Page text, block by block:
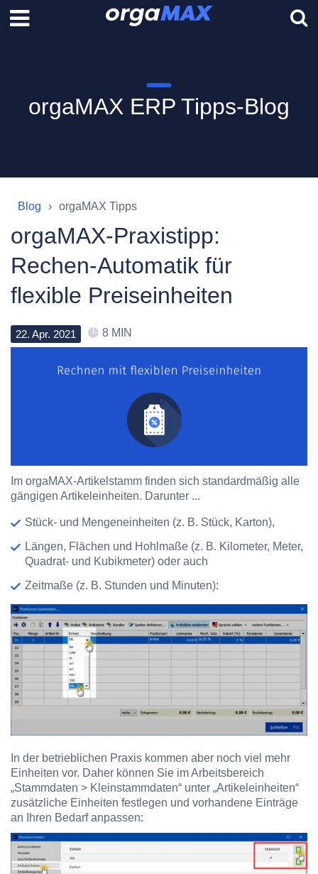
orgaMAX ERP Tipps-Blog
Blog orgaMAX Tipps
orgaMAX-Praxistipp:
Rechen-Automatik für
flexible Preiseinheiten
22. Apr. 2021 8 MIN
Im orgaMAX-Artikelstamm finden sich standardmäßig alle
gängigen Artikeleinheiten. Darunter ...
Stück- und Mengeneinheiten (z. B. Stück, Karton),
Längen, Flächen und Hohlmaße (z. B. Kilometer, Meter,
Quadrat- und Kubikmeter) oder auch
Zeitmaße (z. B. Stunden und Minuten):
In der betrieblichen Praxis kommen aber noch viel mehr
Einheiten vor. Daher können Sie im Arbeitsbereich
„Stammdaten > Kleinstammdaten“ unter „Artikeleinheiten“
zusätzliche Einheiten festlegen und vorhandene Einträge
an Ihren Bedarf anpassen: